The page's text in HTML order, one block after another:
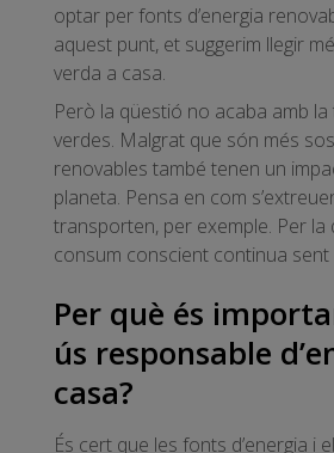
optar per fonts d’energia
aquest punt, et suggerim llegir
verda a casa.
Però la qüestió no acaba amb la
verdes. Malgrat que són més
renovables també tenen un
planeta. Pensa en com
transporten, per exemple. Per la
consum conscient continua
Per què és
ús responsable
casa?
És cert que les fonts d’energia i